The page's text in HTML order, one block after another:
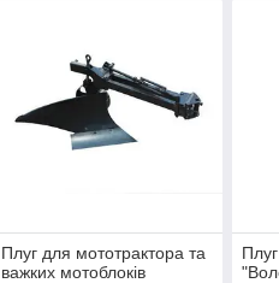
Плуг для мототрактора та
важких мотоблоків